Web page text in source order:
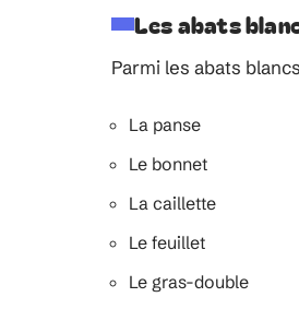
Les abats
Parmi les abats
La panse
Le bonnet
La caillette
Le feuillet
Le gras-double